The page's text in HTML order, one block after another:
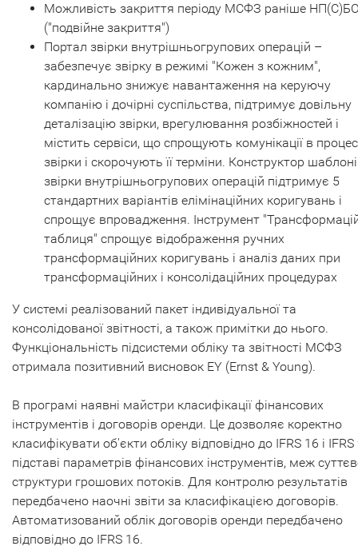
Можливість закриття періоду МСФЗ раніше
("подвійне закриття")
Портал звірки внутрішньогрупових операцій –
забезпечує звірку в режимі "Кожен з кожним",
кардинально знижує навантаження на керуючу
компанію і дочірні суспільства, підтримує довільну
деталізацію звірки, врегулювання розбіжностей і
містить сервіси, що спрощують комунікації в
звірки і скорочують її терміни. Конструктор
звірки внутрішньогрупових операцій підтримує 5
стандартних варіантів елімінаційних коригувань і
спрощує впровадження. Інструмент
таблиця" спрощує відображення ручних
трансформаційних коригувань і аналіз даних при
трансформаційних і консолідаційних процедурах
У системі реалізований пакет індивідуальної та
консолідованої звітності, а також примітки до нього.
Функціональність підсистеми обліку та звітності МСФЗ
отримала позитивний висновок EY (Ernst & Young).
В програмі наявні майстри класифікації фінансових
інструментів і договорів оренди. Це дозволяє коректно
класифікувати об'єкти обліку відповідно до IFRS 16 і
підставі параметрів фінансових інструментів, меж
структури грошових потоків. Для контролю результатів
передбачено наочні звіти за класифікацією договорів.
Автоматизований облік договорів оренди передбачено
відповідно до IFRS 16.